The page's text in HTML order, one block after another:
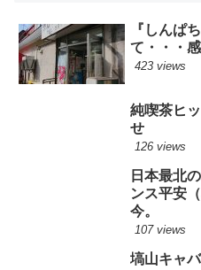
『しんぱ
て・・・感
423 views
純喫茶ヒ
せ
126 views
日本最北
ンス平安
今。
107 views
塙山キャ